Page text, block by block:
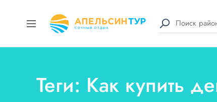
Теги: Как купить